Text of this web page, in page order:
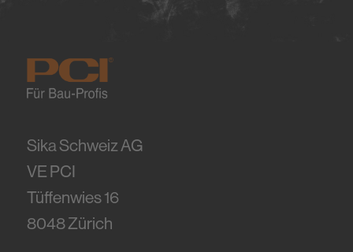
Sika Schweiz AG
VE PCI
Tüffenwies 16
8048Zürich